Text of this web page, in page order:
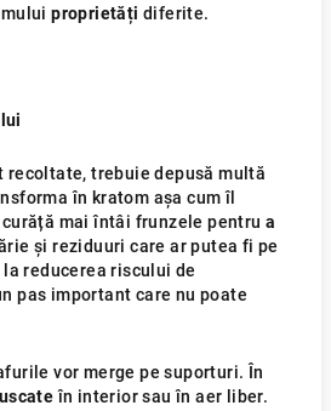
proprietăți diferite.
recoltate, trebuie depusă multă
în kratom așa cum îl
mai întâi frunzele pentru a
și reziduuri care ar putea fi pe
reducerea riscului de
pas important care nu poate
vor merge pe suporturi. În
uscate în interior sau în aer liber.